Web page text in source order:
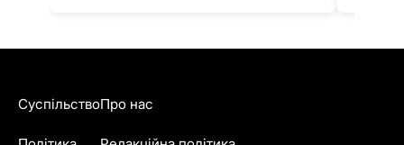
СуспільствоПро нас